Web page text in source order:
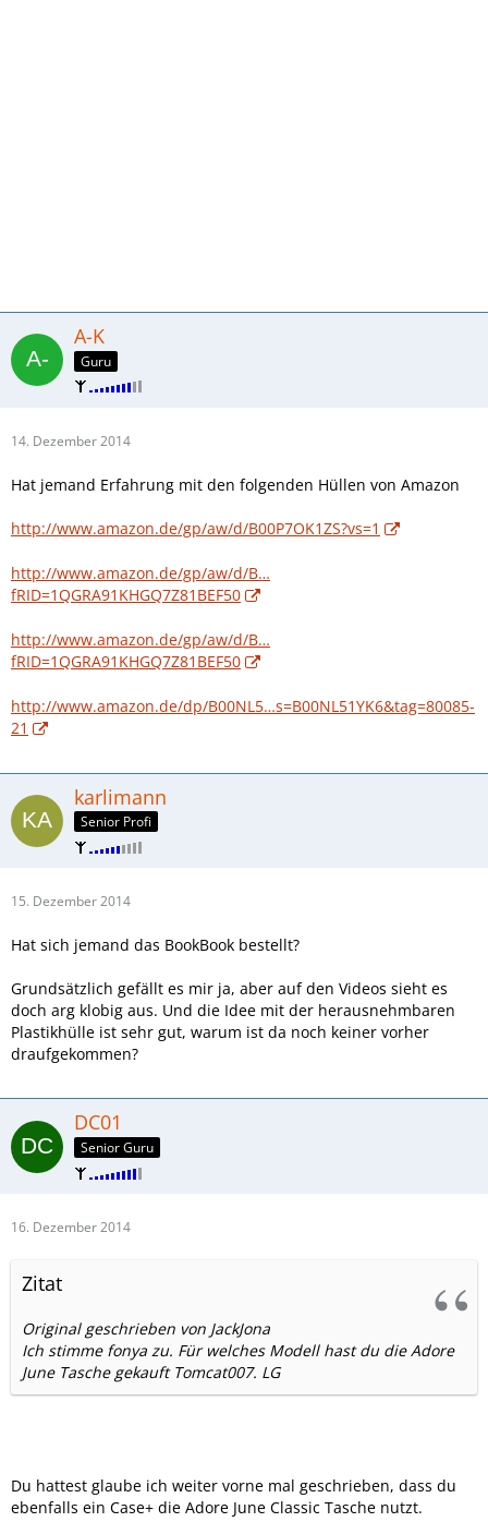
A-K
Guru
14. Dezember 2014
Hat jemand Erfahrung mit den folgenden Hüllen von Amazon
http://www.amazon.de/gp/aw/d/B00P7OK1ZS?vs=1
http://www.amazon.de/gp/aw/d/B…
fRID=1QGRA91KHGQ7Z81BEF50
http://www.amazon.de/gp/aw/d/B…
fRID=1QGRA91KHGQ7Z81BEF50
http://www.amazon.de/dp/B00NL5…s=B00NL51YK6&tag=80085-
21
karlimann
Senior Profi
15. Dezember 2014
Hat sich jemand das BookBook bestellt?
Grundsätzlich gefällt es mir ja, aber auf den Videos sieht es
doch arg klobig aus. Und die Idee mit der herausnehmbaren
Plastikhülle ist sehr gut, warum ist da noch keiner vorher
draufgekommen?
DC01
Senior Guru
16. Dezember 2014
Zitat
Original geschrieben von JackJona
Ich stimme fonya zu. Für welches Modell hast du die Adore
June Tasche gekauft Tomcat007. LG
Du hattest glaube ich weiter vorne mal geschrieben, dass du
ebenfalls ein Case+ die Adore June Classic Tasche nutzt.